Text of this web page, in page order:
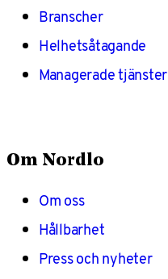
Branscher
Helhetsåtagande
Managerade tjänster
Om Nordlo
Om oss
Hållbarhet
Press och nyheter